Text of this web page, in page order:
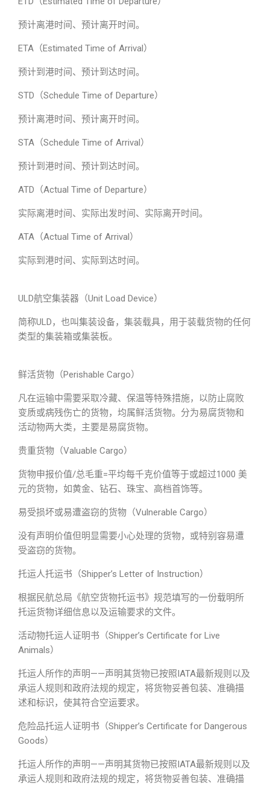
预计离港时间、预计离开时间。
ETA（Estimated Time of Arrival）
预计到港时间、预计到达时间。
STD（Schedule Time of Departure）
预计离港时间、预计离开时间。
STA（Schedule Time of Arrival）
预计到港时间、预计到达时间。
ATD（Actual Time of Departure）
实际离港时间、实际出发时间、实际离开时间。
ATA（Actual Time of Arrival）
实际到港时间、实际到达时间。
ULD航空集装器（Unit Load Device）
简称ULD，也叫集装设备，集装载具，用于装载货物的任何
类型的集装箱或集装板。
鲜活货物（Perishable Cargo）
凡在运输中需要采取冷藏、保温等特殊措施，以防止腐败
变质或病残伤亡的货物，均属鲜活货物。分为易腐货物和
活动物两大类，主要是易腐货物。
贵重货物（Valuable Cargo）
货物申报价值/总毛重=平均每千克价值等于或超过1000 美
元的货物，如黄金、钻石、珠宝、高档首饰等。
易受损坏或易遭盗窃的货物（Vulnerable Cargo）
没有声明价值但明显需要小心处理的货物，或特别容易遭
受盗窃的货物。
托运人托运书（Shipper’s Letter of Instruction）
根据民航总局《航空货物托运书》规范填写的一份载明所
托运货物详细信息以及运输要求的文件。
活动物托运人证明书（Shipper’s Certificate for Live
Animals）
托运人所作的声明——声明其货物已按照IATA最新规则以及
承运人规则和政府法规的规定，将货物妥善包装、准确描
述和标识，使其符合空运要求。
危险品托运人证明书（Shipper’s Certificate for Dangerous
Goods）
托运人所作的声明——声明其货物已按照IATA最新规则以及
承运人规则和政府法规的规定，将货物妥善包装、准确描